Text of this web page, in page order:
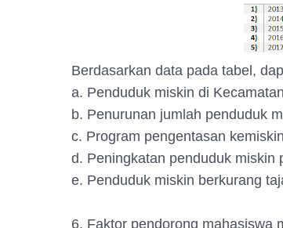
Berdasarkan data pada tabel,
a. Penduduk miskin di
b. Penurunan jumlah penduduk
c. Program pengentasan
d. Peningkatan penduduk miskin
e. Penduduk miskin berkurang
6. Faktor pendorong mahasiswa